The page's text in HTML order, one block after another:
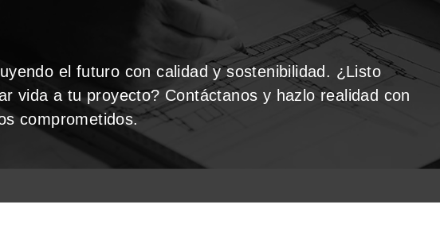
el futuro con calidad y sostenibilidad. ¿Listo
vida a tu proyecto? Contáctanos y hazlo realidad con
comprometidos.